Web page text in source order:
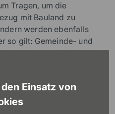
Einsatz von
Tragen, um die
mit Bauland zu
werden ebenfalls
so gilt: Gemeinde- und
Liegenschaftsamt sind
Vorfeld nach den
um für einen
kommen. Dort erfahren